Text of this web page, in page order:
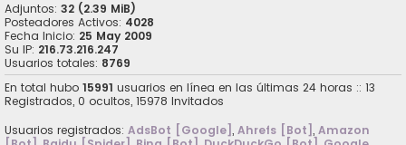
Adjuntos: 32 (2.39 MiB)
Posteadores Activos: 4028
Fecha Inicio: 25 May 2009
Su IP: 216.73.216.247
Usuarios totales: 8769
En total hubo 15991 usuarios en línea en las últimas 24 horas :: 13
Registrados, 0 ocultos, 15978 Invitados
Usuarios registrados: AdsBot [Google], Ahrefs [Bot], Amazon